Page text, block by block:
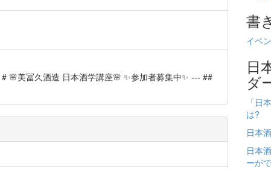
🌸美冨久酒造 日本酒学講座🌸 ✨参加者募集中✨ --- ##
書
イベ
日
ダ
「日
は?
日本
日本
ーが